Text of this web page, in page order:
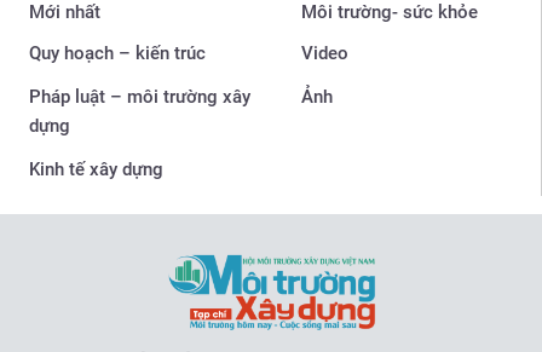
Mới nhất
Môi trường- sức khỏe
Quy hoạch – kiến trúc
Pháp luật – môi trường xây
dựng
Kinh tế xây dựng
Video
Ảnh